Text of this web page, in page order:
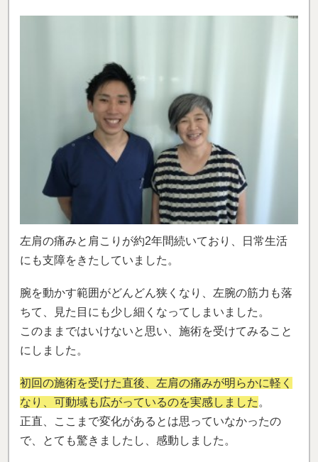
左肩の痛みと肩こりが約2年間続いており、日常生活
にも支障をきたしていました。
腕を動かす範囲がどんどん狭くなり、左腕の筋力も落
ちて、見た目にも少し細くなってしまいました。
このままではいけないと思い、施術を受けてみること
にしました。
初回の施術を受けた直後、左肩の痛みが明らかに軽く
なり、可動域も広がっているのを実感しました 。
正直、ここまで変化があるとは思っていなかったの
で、とても驚きましたし、感動しました。